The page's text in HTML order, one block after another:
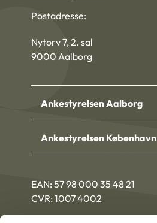
Postadresse:
Nytorv 7, 2. sal
9000 Aalborg
Ankestyrelsen Aalborg
Ankestyrelsen København
EAN: 57 98 000 35 48 21
CVR: 1007 4002